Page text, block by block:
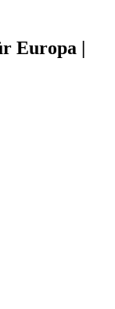
Europa |